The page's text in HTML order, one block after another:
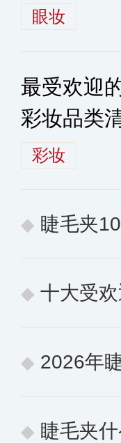
眼妆
最受欢迎
彩妆品类
彩妆
睫毛夹
十大受
2026年睫
睫毛夹什